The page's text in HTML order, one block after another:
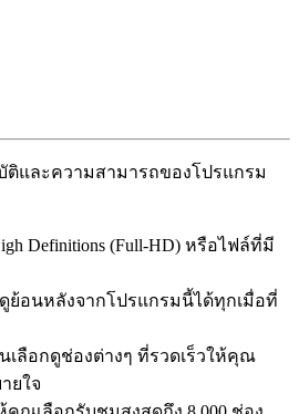
บัติและความสามารถของโปรแกรม
Definitions (Full-HD) หรือไฟล์ที่มี
ย้อนหลังจากโปรแกรมนี้ได้ทุกเมื่อที่
ลือกดูช่องต่างๆ ที่รวดเร็วให้คุณ
ยใจ